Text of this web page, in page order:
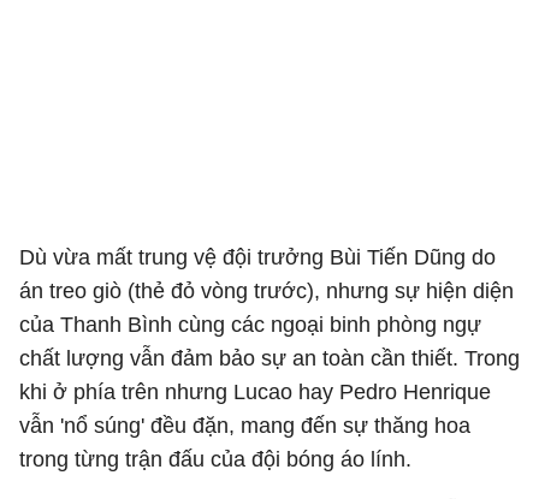
Dù vừa mất trung vệ đội trưởng Bùi Tiến Dũng do
án treo giò (thẻ đỏ vòng trước), nhưng sự hiện diện
của Thanh Bình cùng các ngoại binh phòng ngự
chất lượng vẫn đảm bảo sự an toàn cần thiết. Trong
khi ở phía trên nhưng Lucao hay Pedro Henrique
vẫn 'nổ súng' đều đặn, mang đến sự thăng hoa
trong từng trận đấu của đội bóng áo lính.